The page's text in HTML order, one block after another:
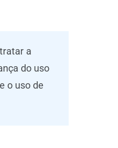
a
do uso
o uso de